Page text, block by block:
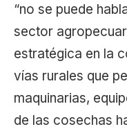
“no se puede
sector
estratégica en la
vías rurales que
maquinarias,
de las cosechas